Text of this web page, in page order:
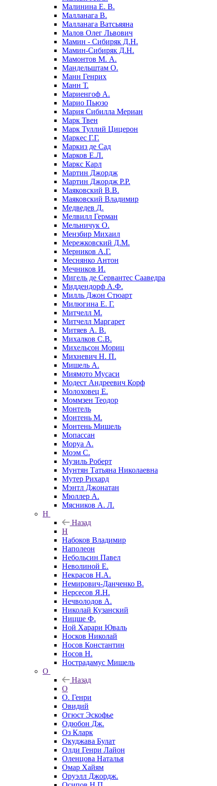
Малинина Е. В.
Малланага В.
Малланага Ватсьяяна
Малов Олег Львович
Мамин - Сибиряк Д.Н.
Мамин-Сибиряк Д.Н.
Мамонтов М. А.
Мандельштам О.
Манн Генрих
Манн Т.
Мариенгоф А.
Марио Пьюзо
Мария Сибилла Мериан
Марк Твен
Марк Туллий Цицерон
Маркес Г.Г.
Маркиз де Сад
Марков Е.Л.
Маркс Карл
Мартин Джордж
Мартин Джордж Р.Р.
Маяковский В.В.
Маяковский Владимир
Медведев Д.
Мелвилл Герман
Мельничук О.
Мензбир Михаил
Мережковский Д.М.
Мерников А.Г.
Меснянко Антон
Мечников И.
Мигель де Сервантес Сааведра
Миддендорф А.Ф.
Милль Джон Стюарт
Милюгина Е. Г.
Митчелл М.
Митчелл Маргарет
Митяев А. В.
Михалков С.В.
Михельсон Мориц
Михневич Н. П.
Мишель А.
Миямото Мусаси
Модест Андреевич Корф
Молоховец Е.
Моммзен Теодор
Монтель
Монтень М.
Монтень Мишель
Мопассан
Моруа А.
Моэм С.
Музиль Роберт
Мунтян Татьяна Николаевна
Мутер Рихард
Мэнтл Джонатан
Мюллер А.
Мясников А. Л.
Н
Назад
Н
Набоков Владимир
Наполеон
Небольсин Павел
Неволиной Е.
Некрасов Н.А.
Немирович-Данченко В.
Нерсесов Я.Н.
Нечволодов А.
Николай Кузанский
Ницше Ф.
Ной Харари Юваль
Носков Николай
Носов Константин
Носов Н.
Нострадамус Мишель
О
Назад
О
О. Генри
Овидий
Огюст Эскофье
Одюбон Дж.
Оз Кларк
Окуджава Булат
Олди Генри Лайон
Оленцова Наталья
Омар Хайям
Оруэлл Джордж.